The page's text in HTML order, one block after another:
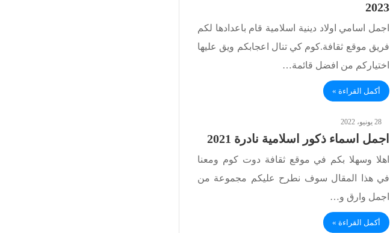
2023
اجمل اسامي اولاد دينية اسلامية قام باعدادها لكم
فريق موقع ثقافة.كوم كي تنال اعجابكم ويق عليها
اختياركم من افضل قائمة…
أكمل القراءة »
28 يونيو، 2022
اجمل اسماء ذكور اسلامية نادرة 2021
اهلا وسهلا بكم في موقع ثقافة دوت كوم ومعنا
في هذا المقال سوف نطرح عليكم مجموعة من
اجمل وارق و…
أكمل القراءة »